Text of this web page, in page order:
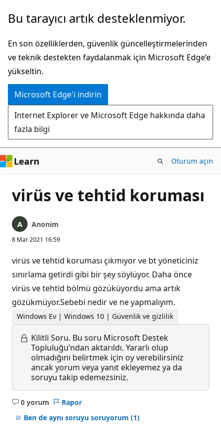
Ana
atla
Bu tarayıcı artık desteklenmiyor.
En son özelliklerden, güvenlik güncelleştirmelerinden
ve teknik destekten faydalanmak için Microsoft Edge’e
yükseltin.
Microsoft Edge'i indirin
Internet Explorer ve Microsoft Edge hakkında daha
fazla bilgi
Learn Oturum açın
virüs ve tehtid koruması
Anonim
8 Mar 2021 16:59
virüs ve tehtid koruması çıkmıyor ve bt yöneticiniz
sınırlama getirdi gibi bir şey söylüyor. Daha önce
virüs ve tehtid bölmü gözüküyordu ama artık
gözükmüyor.Sebebi nedir ve ne yapmalıyım.
Windows Ev | Windows 10 | Güvenlik ve gizlilik
Kilitli Soru. Bu soru Microsoft Destek
Topluluğu’ndan aktarıldı. Yararlı olup
olmadığını belirtmek için oy verebilirsiniz
ancak yorum veya yanıt ekleyemez ya da
soruyu takip edemezsiniz.
0 yorum
Açıklama
yok
Rapor
Ben de aynı soruyu soruyorum (1)